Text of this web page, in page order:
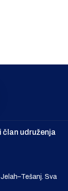
član udruženja
Sva